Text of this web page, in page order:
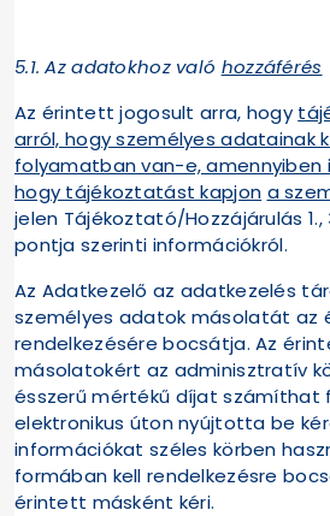
5.1.Az adatokhoz való hozzáférés
Az érintett jogosult arra, hogy
arról, hogy személyes adatainak
folyamatban van-e, amennyiben
hogy tájékoztatást kapjon a
jelen Tájékoztató/Hozzájárulás 1.,
pontja szerinti információkról.
Az Adatkezelő az adatkezelés
személyes adatok másolatát az
rendelkezésére bocsátja. Az
másolatokért az adminisztratív
ésszerű mértékű díjat számíthat
elektronikus úton nyújtotta be
információkat széles körben
formában kell rendelkezésre
érintett másként kéri.